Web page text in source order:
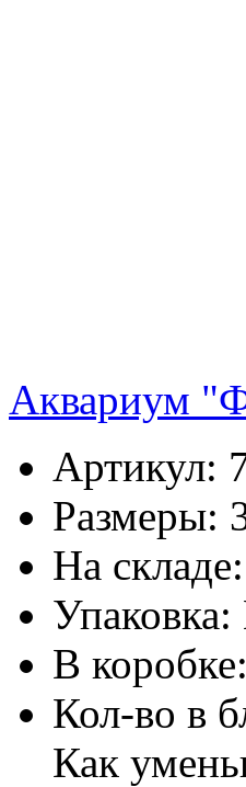
Аквариум
Артикул:
Размеры:
На складе:
Упаковка:
В коробке:
Кол-во в
Как